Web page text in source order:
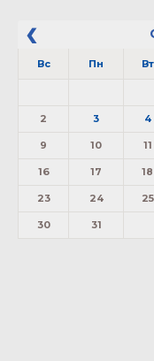
Вс Пн Вт
2 3 4
9 10 11
16 17 18
23 24 25
30 31